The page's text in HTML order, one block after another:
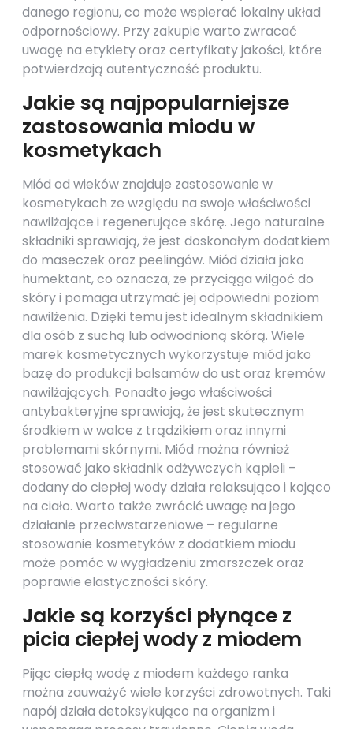
danego regionu, co może wspierać lokalny układ
odpornościowy. Przy zakupie warto zwracać
uwagę na etykiety oraz certyfikaty jakości, które
potwierdzają autentyczność produktu.
Jakie są najpopularniejsze
zastosowania miodu w
kosmetykach
Miód od wieków znajduje zastosowanie w
kosmetykach ze względu na swoje właściwości
nawilżające i regenerujące skórę. Jego naturalne
składniki sprawiają, że jest doskonałym dodatkiem
do maseczek oraz peelingów. Miód działa jako
humektant, co oznacza, że przyciąga wilgoć do
skóry i pomaga utrzymać jej odpowiedni poziom
nawilżenia. Dzięki temu jest idealnym składnikiem
dla osób z suchą lub odwodnioną skórą. Wiele
marek kosmetycznych wykorzystuje miód jako
bazę do produkcji balsamów do ust oraz kremów
nawilżających. Ponadto jego właściwości
antybakteryjne sprawiają, że jest skutecznym
środkiem w walce z trądzikiem oraz innymi
problemami skórnymi. Miód można również
stosować jako składnik odżywczych kąpieli –
dodany do ciepłej wody działa relaksująco i kojąco
na ciało. Warto także zwrócić uwagę na jego
działanie przeciwstarzeniowe – regularne
stosowanie kosmetyków z dodatkiem miodu
może pomóc w wygładzeniu zmarszczek oraz
poprawie elastyczności skóry.
Jakie są korzyści płynące z
picia ciepłej wody z miodem
Pijąc ciepłą wodę z miodem każdego ranka
można zauważyć wiele korzyści zdrowotnych. Taki
napój działa detoksykująco na organizm i